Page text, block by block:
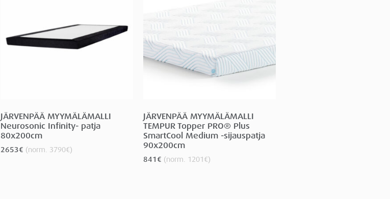
JÄRVENPÄÄ MYYMÄLÄMALLI
Neurosonic Infinity- patja
80x200cm
2653€ (norm. 3790€)
JÄRVENPÄÄ MYYMÄLÄMALLI
TEMPUR Topper PRO® Plus
SmartCool Medium -sijauspatja
90x200cm
841€ (norm. 1201€)